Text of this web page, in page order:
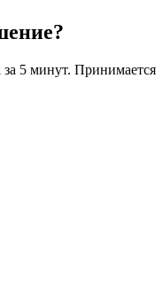
5 минут. Принимается